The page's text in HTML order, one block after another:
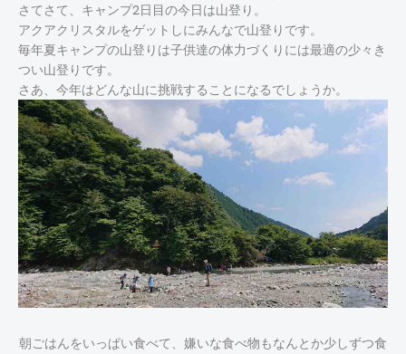
さてさて、キャンプ2日目の今日は山登り。
アクアクリスタルをゲットしにみんなで山登りです。
毎年夏キャンプの山登りは子供達の体力づくりには最適の少々き
つい山登りです。
さあ、今年はどんな山に挑戦することになるでしょうか。
朝ごはんをいっぱい食べて、嫌いな食べ物もなんとか少しずつ食